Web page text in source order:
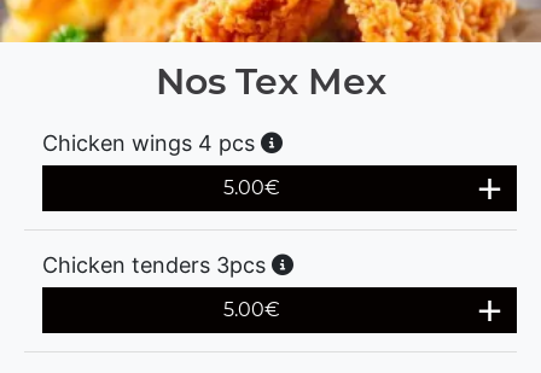
Nos Tex Mex
Chicken wings 4 pcs
5.00€
Chicken tenders 3pcs
5.00€